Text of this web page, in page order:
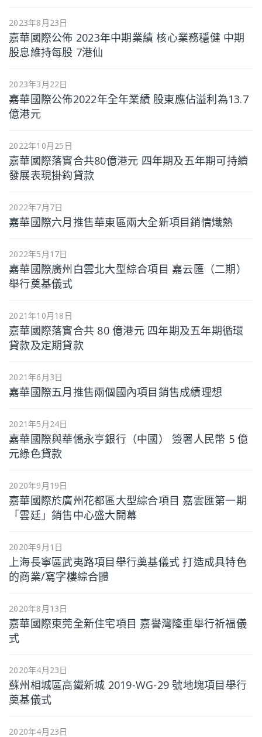
2023年8月23日
嘉華國際公佈 2023年中期業績 核心業務穩健 中期
股息維持每股 7港仙
2023年3月22日
嘉華國際公佈2022年全年業績 股東應佔溢利為13.7
億港元
2022年10月25日
嘉華國際落實合共80億港元 四年期及五年期可持續
發展表現掛鈎貸款
2022年7月7日
嘉華國際六月推售華東區兩大全新項目銷情熾熱
2022年5月17日
嘉華國際廣州白雲北大型綜合項目 嘉云匯（二期）
舉行奠基儀式
2021年10月18日
嘉華國際落實合共 80 億港元 四年期及五年期循環
貸款及定期貸款
2021年6月3日
嘉華國際五月推售兩個國內項目銷售成績理想
2021年5月24日
嘉華國際與華僑永亨銀行（中國） 簽署人民幣 5 億
元綠色貸款
2020年9月19日
嘉華國際於廣州花都區大型綜合項目 嘉雲匯第一期
「雲廷」銷售中心盛大開幕
2020年9月1日
上海長寧區武夷路項目舉行奠基儀式 打造成具特色
的商業/寫字樓綜合體
2020年8月13日
嘉華國際東莞全新住宅項目 嘉譽灣隆重舉行祈福儀
式
2020年4月23日
蘇州相城區高鐵新城 2019-WG-29 號地塊項目舉行
奠基儀式
2020年4月23日